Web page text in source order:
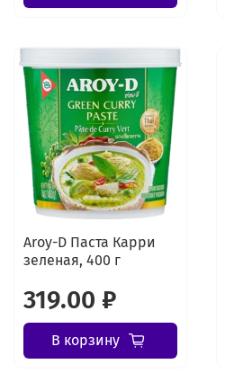
Aroy-D Паста Карри
зеленая, 400 г
319.00 ₽
В корзину